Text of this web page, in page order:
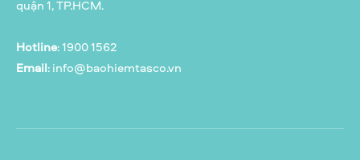
quận 1, TP.HCM.
Hotline: 1900 1562
Email:info@baohiemtasco.vn